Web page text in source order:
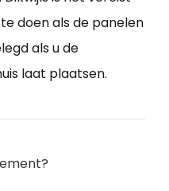
doen als de panelen
als u de
laat plaatsen.